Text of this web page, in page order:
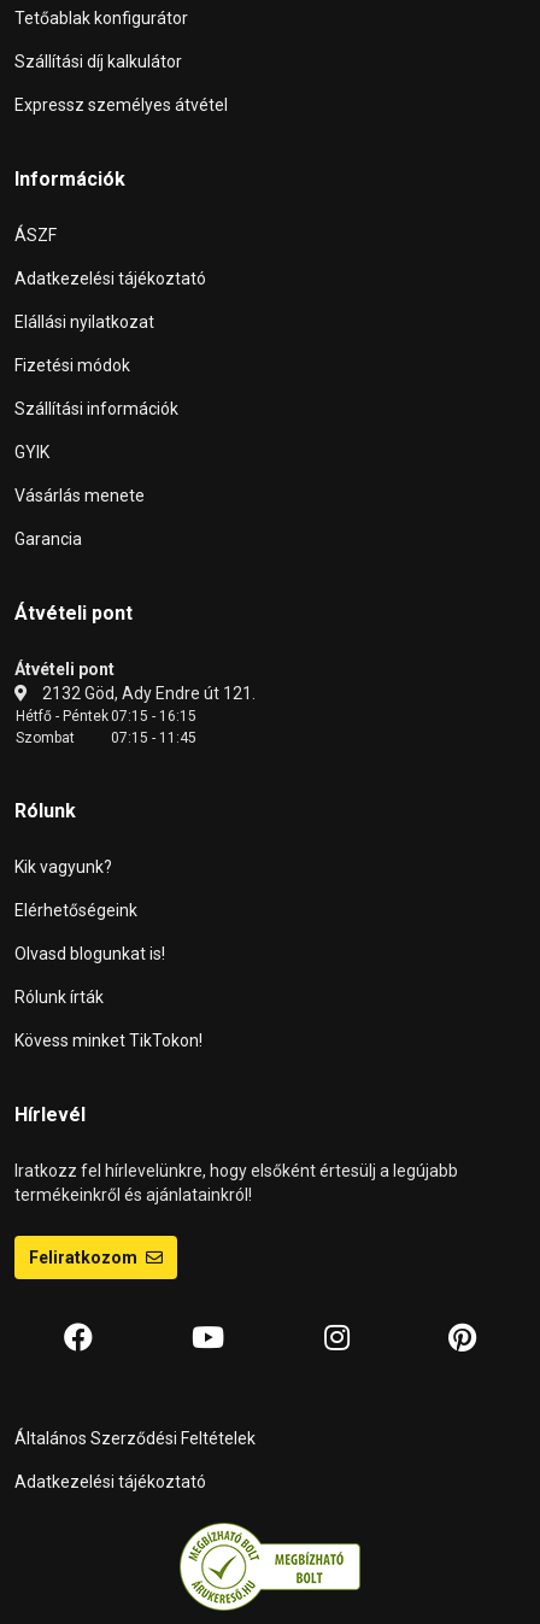
Tetőablak konfigurátor
Szállítási díj kalkulátor
Expressz személyes átvétel
Információk
ÁSZF
Adatkezelési tájékoztató
Elállási nyilatkozat
Fizetési módok
Szállítási információk
GYIK
Vásárlás menete
Garancia
Átvételi pont
Átvételi pont
2132 Göd, Ady Endre út 121.
Hétfő - Péntek07:15 - 16:15
Szombat
07:15 - 11:45
Rólunk
Kik vagyunk?
Elérhetőségeink
Olvasd blogunkat is!
Rólunk írták
Kövess minket TikTokon!
Hírlevél
Iratkozz fel hírlevelünkre, hogy elsőként értesülj a legújabb
termékeinkről és ajánlatainkról!
Feliratkozom
Általános Szerződési Feltételek
Adatkezelési tájékoztató